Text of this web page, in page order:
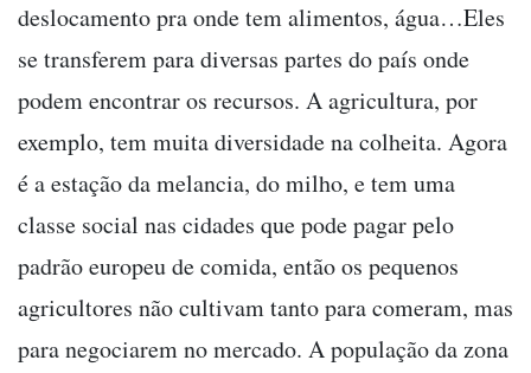
deslocamento pra onde tem alimentos, água…Eles
se transferem para diversas partes do país onde
podem encontrar os recursos. A agricultura, por
exemplo, tem muita diversidade na colheita. Agora
é a estação da melancia, do milho, e tem uma
classe social nas cidades que pode pagar pelo
padrão europeu de comida, então os pequenos
agricultores não cultivam tanto para comeram, mas
para negociarem no mercado. A população da zona